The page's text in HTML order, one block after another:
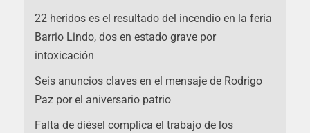
22 heridos es el resultado del incendio en la feria
Barrio Lindo, dos en estado grave por
intoxicación
Seis anuncios claves en el mensaje de Rodrigo
Paz por el aniversario patrio
Falta de diésel complica el trabajo de los